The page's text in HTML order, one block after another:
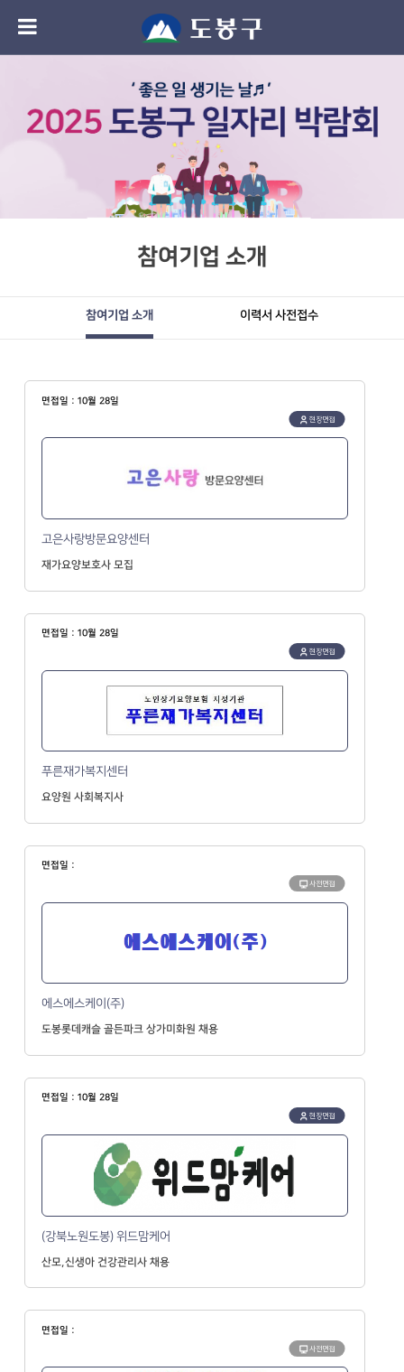
참여기업 소개
참여기업 소개 이력서 사전접수
면접일 : 10월 28일
현장면접
고은사랑방문요양센터
재가요양보호사 모집
면접일 : 10월 28일
현장면접
푸른재가복지센터
요양원 사회복지사
면접일 :
사전면접
에스에스케이(주)
도봉롯데캐슬 골든파크 상가미화원 채용
면접일 : 10월 28일
현장면접
(강북노원도봉) 위드맘케어
산모,신생아 건강관리사 채용
면접일 :
사전면접